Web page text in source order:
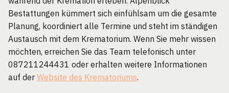
Bestattungen kümmert sich einfühlsam um die gesamte
Planung, koordiniert alle Termine und steht im ständigen
Austausch mit dem Krematorium. Wenn Sie mehr wissen
möchten, erreichen Sie das Team telefonisch unter
087211244431 oder erhalten weitere Informationen
auf der Website des Krematoriums.